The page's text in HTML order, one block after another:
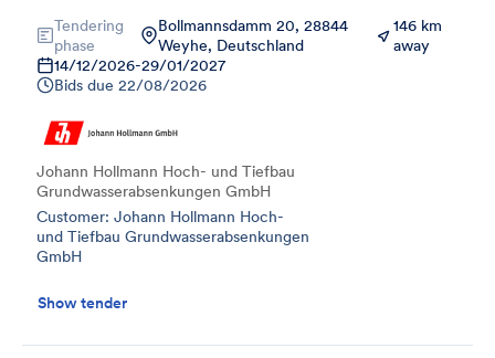
Tendering
phase
Bollmannsdamm 20, 28844
Weyhe, Deutschland
146 km
away
14/12/2026-29/01/2027
Bids due 22/08/2026
Johann Hollmann Hoch- und Tiefbau
Grundwasserabsenkungen GmbH
Customer: Johann Hollmann Hoch-
und Tiefbau Grundwasserabsenkungen
GmbH
Show tender